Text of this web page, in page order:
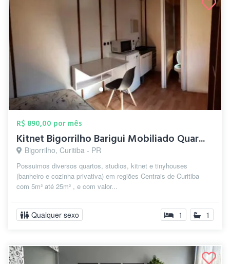
R$ 890,00 por mês
Kitnet Bigorrilho Barigui Mobiliado Quar...
Bigorrilho, Curitiba - PR
Possuimos diversos quartos, studios, kitnet e tinyhouses
(banheiro e cozinha privativa) em regiões Centrais de Curitiba
com 5m² até 25m² , e com valor...
Qualquer sexo 1 1